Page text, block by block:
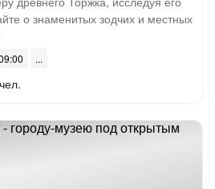
о знаменитых зодчих и местных